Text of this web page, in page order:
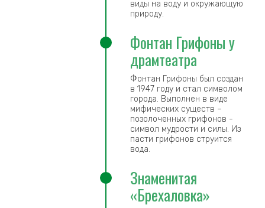
виды на воду и окружающую
природу.
Фонтан Грифоны у
драмтеатра
Фонтан Грифоны был создан
в 1947 году и стал символом
города. Выполнен в виде
мифических существ –
позолоченных грифонов -
символ мудрости и силы. Из
пасти грифонов струится
вода.
Знаменитая
«Брехаловка»